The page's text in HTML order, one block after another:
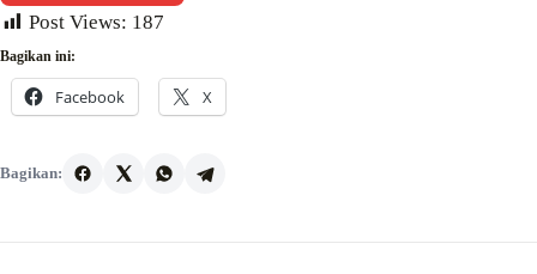
Post Views: 187
Bagikan ini:
Facebook X
Bagikan: